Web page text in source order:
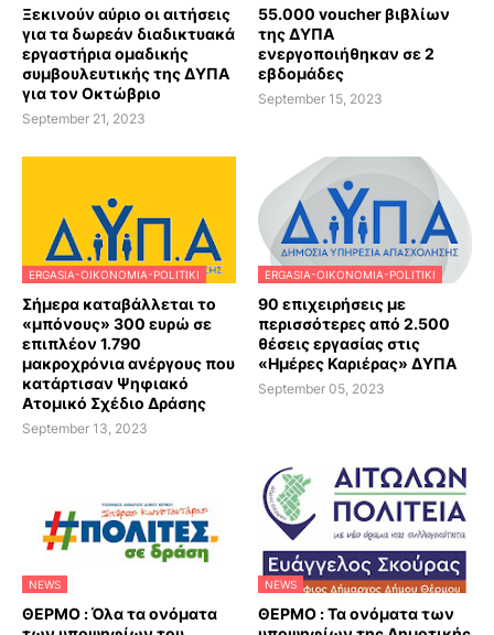
Ξεκινούν αύριο οι αιτήσεις
για τα δωρεάν διαδικτυακά
εργαστήρια ομαδικής
συμβουλευτικής της ΔΥΠΑ
για τον Οκτώβριο
September 21, 2023
55.000 voucher βιβλίων
της ΔΥΠΑ
ενεργοποιήθηκαν σε 2
εβδομάδες
September 15, 2023
ERGASIA-OIKONOMIA-POLITIKI
Σήμερα καταβάλλεται το
«μπόνους» 300 ευρώ σε
επιπλέον 1.790
μακροχρόνια ανέργους που
κατάρτισαν Ψηφιακό
Ατομικό Σχέδιο Δράσης
September 13, 2023
ERGASIA-OIKONOMIA-POLITIKI
90 επιχειρήσεις με
περισσότερες από 2.500
θέσεις εργασίας στις
«Ημέρες Καριέρας» ΔΥΠΑ
September 05, 2023
NEWS
ΘΕΡΜΟ : Όλα τα ονόματα
NEWS
ΘΕΡΜΟ : Τα ονόματα των